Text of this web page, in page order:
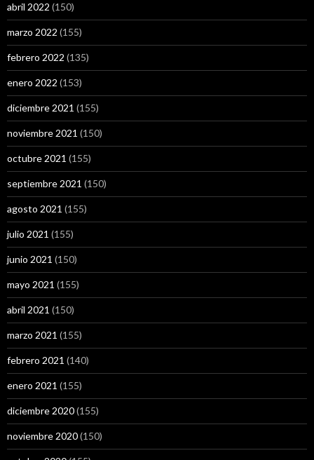
abril 2022 (150)
marzo 2022 (155)
febrero 2022 (135)
enero 2022 (153)
diciembre 2021 (155)
noviembre 2021 (150)
octubre 2021 (155)
septiembre 2021 (150)
agosto 2021 (155)
julio 2021 (155)
junio 2021 (150)
mayo 2021 (155)
abril 2021 (150)
marzo 2021 (155)
febrero 2021 (140)
enero 2021 (155)
diciembre 2020(155)
noviembre 2020(150)